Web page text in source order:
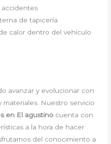
de tapicería
calor dentro del vehículo
avanzar y evolucionar con
Nuestro servicio
en El agustino cuenta con
a la hora de hacer
del conocimiento a